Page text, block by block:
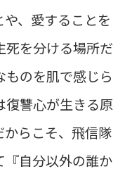
、愛することを
死を分ける場所だ
のを肌で感じら
復讐心が生きる原
らこそ、飛信隊
『自分以外の誰か